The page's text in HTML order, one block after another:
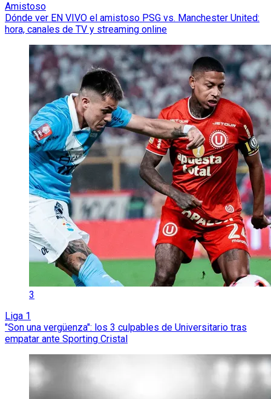
Amistoso
Dónde ver EN VIVO el amistoso PSG vs. Manchester United:
hora, canales de TV y streaming online
3
Liga 1
"Son una vergüenza": los 3 culpables de Universitario tras
empatar ante Sporting Cristal